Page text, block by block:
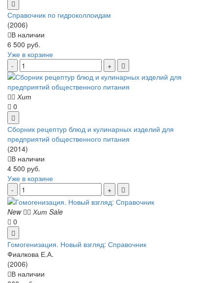
Справочник по гидроколлоидам
(2006)
В наличии
6 500 руб.
Уже в корзине
Хит
0
Сборник рецептур блюд и кулинарных изделий для
предприятий общественного питания
(2014)
В наличии
4 500 руб.
Уже в корзине
New Хит Sale
0
Гомогенизация. Новый взгляд: Справочник
Фиалкова Е.А.
(2006)
В наличии